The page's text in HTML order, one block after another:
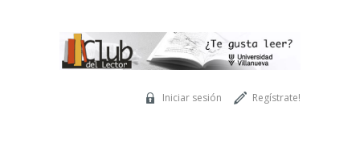
Regístrate!
Iniciar sesión